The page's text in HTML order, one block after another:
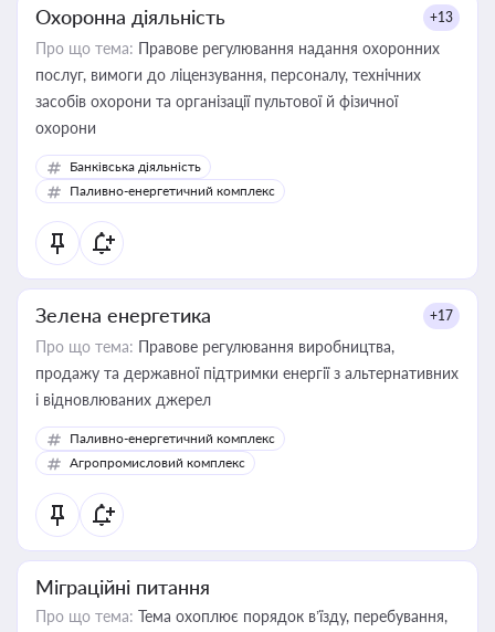
Охоронна діяльність +13
Про що тема: Правове регулювання надання охоронних
послуг, вимоги до ліцензування, персоналу, технічних
засобів охорони та організації пультової й фізичної
охорони
Банківська діяльність
Паливно-енергетичний комплекс
Зелена енергетика +17
Про що тема: Правове регулювання виробництва,
продажу та державної підтримки енергії з альтернативних
і відновлюваних джерел
Паливно-енергетичний комплекс
Агропромисловий комплекс
Міграційні питання
Про що тема: Тема охоплює порядок в’їзду, перебування,